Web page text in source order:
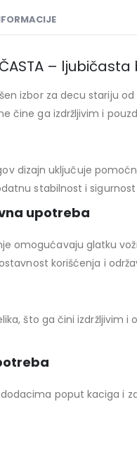
–
izbor za decu
čine ga izdržljivim i
dizajn uključuje
stabilnost i
upotreba
omogućavaju glatku
korišćenja i
što ga čini
poput kaciga i